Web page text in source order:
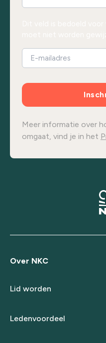
Meer informatie over
omgaat, vind je in het
Over NKC
Lid worden
Ledenvoordeel